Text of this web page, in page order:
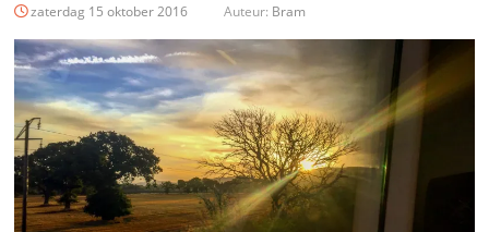
zaterdag 15 oktober 2016 Auteur: Bram